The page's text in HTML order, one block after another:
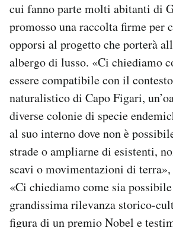
cui fanno parte molti abitanti di
promosso una raccolta firme per
opporsi al progetto che porterà
albergo di lusso. «Ci chiediamo
essere compatibile con il
naturalistico di Capo Figari,
diverse colonie di specie
al suo interno dove non è
strade o ampliarne di esistenti,
scavi o movimentazioni di
«Ci chiediamo come sia
grandissima rilevanza storico-
figura di un premio Nobel e